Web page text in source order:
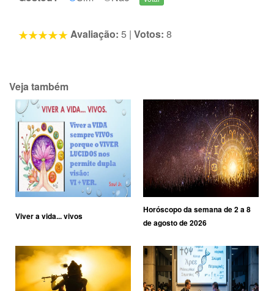
Avaliação: 5 | Votos: 8
Veja também
Viver a vida... vivos
Horóscopo da semana de 2 a 8
de agosto de 2026